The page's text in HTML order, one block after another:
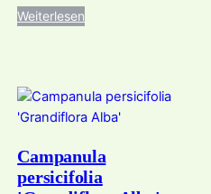
Weiterlesen
Campanula
persicifolia